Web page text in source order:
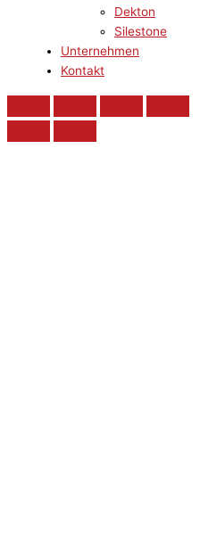
Dekton
Silestone
Unternehmen
Kontakt